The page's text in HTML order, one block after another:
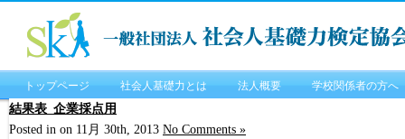
トップページ 社会人基礎力とは 法人概要 学校関係者の方へ
結果表_企業採点用
Posted in on 11月 30th, 2013 No Comments »